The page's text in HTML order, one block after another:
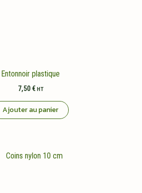
Entonnoir plastique
7,50 € HT
Ajouter au panier